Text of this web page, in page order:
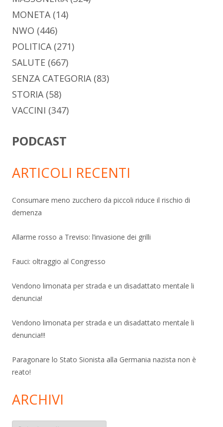
MONETA(14)
NWO (446)
POLITICA(271)
SALUTE (667)
SENZA CATEGORIA(83)
STORIA(58)
VACCINI (347)
PODCAST
ARTICOLI RECENTI
Consumare meno zucchero da piccoli riduce il rischio di
demenza
Allarme rosso a Treviso: l’invasione dei grilli
Fauci: oltraggio al Congresso
Vendono limonata per strada e un disadattato mentale li
denuncia!
Vendono limonata per strada e un disadattato mentale li
denuncia!!!
Paragonare lo Stato Sionista alla Germania nazista non è
reato!
ARCHIVI